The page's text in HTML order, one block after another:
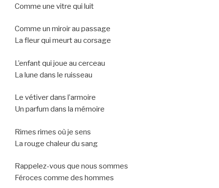
Comme une vitre qui luit
Comme un miroir au passage
La fleur qui meurt au corsage
L’enfant qui joue au cerceau
La lune dans le ruisseau
Le vétiver dans l’armoire
Un parfum dans la mémoire
Rimes rimes où je sens
La rouge chaleur du sang
Rappelez-vous que nous sommes
Féroces comme des hommes